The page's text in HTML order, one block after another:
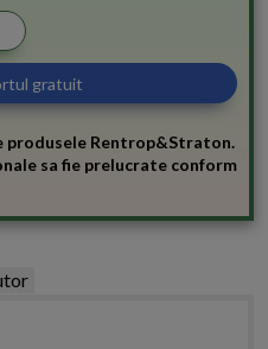
produsele Rentrop&Straton.
sa fie prelucrate conform